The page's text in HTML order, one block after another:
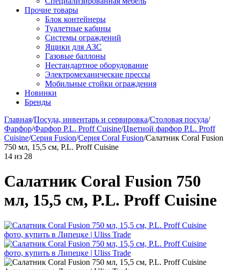
Прочие товары
Блок контейнеры
Туалетные кабины
Системы ограждений
Ящики для АЗС
Газовые баллоны
Нестандартное оборудование
Электромеханические прессы
Мобильные стойки ограждения
Новинки
Бренды
Главная/Посуда, инвентарь и сервировка/Столовая посуда/
Фарфор/Фарфор P.L. Proff Cuisine/Цветной фарфор P.L. Proff
Cuisine/Серия Fusion/Серия Coral Fusion/Салатник Coral Fusion
750 мл, 15,5 см, P.L. Proff Cuisine
14 из 28
Салатник Coral Fusion 750
мл, 15,5 см, P.L. Proff Cuisine